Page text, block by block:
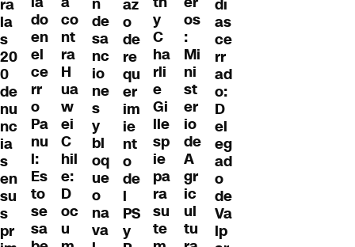
ra
la
s
20
0
de
nu
nc
ia
s
en
su
s
pr
do
en
el
ce
rr
o
Pa
nu
l:
Es
to
se
sa
co
nt
ra
H
ua
w
ei
C
hil
e:
D
oc
u
de
sa
nc
io
ne
s
y
bl
oq
ue
o
na
va
az
o
de
re
qu
er
im
ie
nt
o
de
l
PS
y
y
C
ha
rli
e
Gi
lle
sp
ie
pa
ra
su
te
os
:
Mi
ni
st
er
io
de
A
gr
ic
ul
tu
dí
as
ce
rr
ad
o:
D
el
eg
ad
o
de
Va
lp